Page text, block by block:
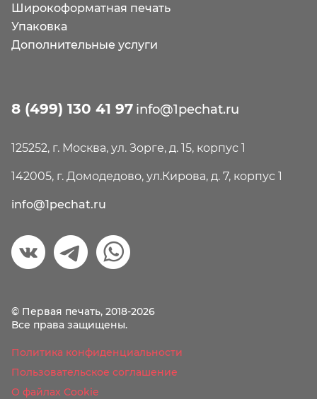
Широкоформатная печать
Упаковка
Дополнительные услуги
8 (499) 130 41 97 info@1pechat.ru
125252, г. Москва, ул. Зорге, д. 15, корпус 1
142005, г. Домодедово, ул.Кирова, д. 7, корпус 1
info@1pechat.ru
© Первая печать, 2018-2026
Все права защищены.
Политика конфиденциальности
Пользовательское соглашение
О файлах Cookie